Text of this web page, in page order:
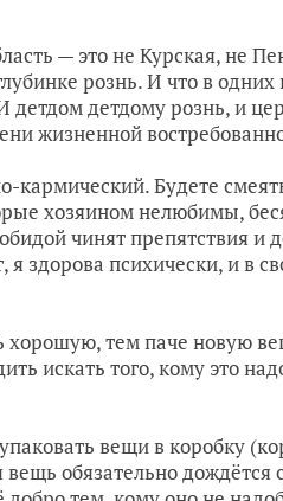
— это не Курская, не
рознь. И что в
детдому рознь, и
жизненной
Будете
хозяином нелюбимы,
чинят препятствия
психически, и в
хорошую, тем паче новую
искать того, кому это
вещи в коробку
обязательно дождётся